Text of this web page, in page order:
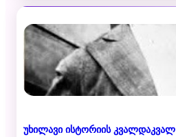
უხილავი ისტორიის კვალდაკვალ